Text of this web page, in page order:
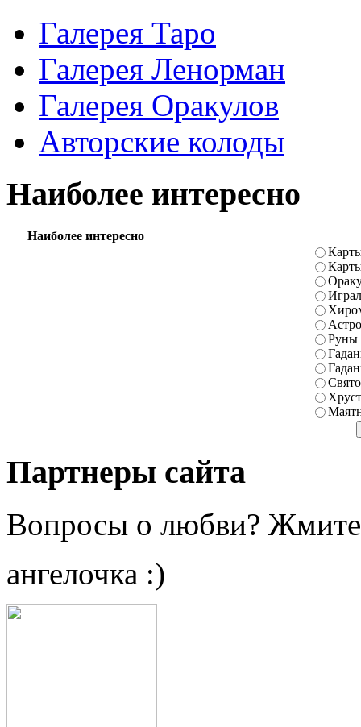
Галерея Таро
Галерея Ленорман
Галерея Оракулов
Авторские колоды
Наиболее интересно
Наиболее интересно
Руны
Партнеры сайта
Вопросы о любви?
ангелочка :)